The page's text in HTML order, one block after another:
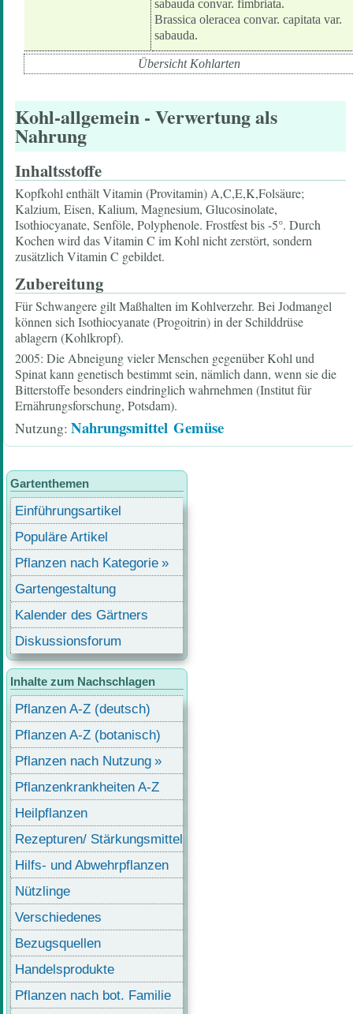
Übersicht Kohlarten
sabauda convar. fimbriata.
Brassica oleracea convar. capitata var.
sabauda.
Kohl-allgemein - Verwertung als
Nahrung
Inhaltsstoffe
Kopfkohl enthält Vitamin (Provitamin) A,C,E,K,Folsäure;
Kalzium, Eisen, Kalium, Magnesium, Glucosinolate,
Isothiocyanate, Senföle, Polyphenole. Frostfest bis -5°. Durch
Kochen wird das Vitamin C im Kohl nicht zerstört, sondern
zusätzlich Vitamin C gebildet.
Zubereitung
Für Schwangere gilt Maßhalten im Kohlverzehr. Bei Jodmangel
können sich Isothiocyanate (Progoitrin) in der Schilddrüse
ablagern (Kohlkropf).
2005: Die Abneigung vieler Menschen gegenüber Kohl und
Spinat kann genetisch bestimmt sein, nämlich dann, wenn sie die
Bitterstoffe besonders eindringlich wahrnehmen (Institut für
Ernährungsforschung, Potsdam).
Nutzung Nahrungsmittel Gemüse
Gartenthemen
Einführungsartikel
Populäre Artikel
Pflanzen nach Kategorie
Gartengestaltung
Kalender des Gärtners
Diskussionsforum
Inhalte zum Nachschlagen
Pflanzen A-Z (deutsch)
Pflanzen A-Z (botanisch)
Pflanzen nach Nutzung
Pflanzenkrankheiten A-Z
Heilpflanzen
Rezepturen/ Stärkungsmittel
Hilfs- und Abwehrpflanzen
Nützlinge
Verschiedenes
Bezugsquellen
Handelsprodukte
Pflanzen nach bot. Familie